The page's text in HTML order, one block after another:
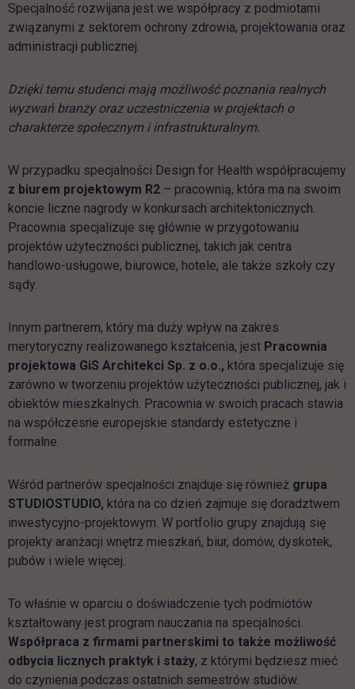
Specjalność rozwijana jest we współpracy z podmiotami
związanymi z sektorem ochrony zdrowia, projektowania oraz
administracji publicznej.
Dzięki temu studenci mają możliwość poznania realnych
wyzwań branży oraz uczestniczenia w projektach o
charakterze społecznym i infrastrukturalnym.
W przypadku specjalności Design for Health współpracujemy
z biurem projektowym R2 – pracownią, która ma na swoim
koncie liczne nagrody w konkursach architektonicznych.
Pracownia specjalizuje się głównie w przygotowaniu
projektów użyteczności publicznej, takich jak centra
handlowo-usługowe, biurowce, hotele, ale także szkoły czy
sądy.
Innym partnerem, który ma duży wpływ na zakres
merytoryczny realizowanego kształcenia, jest Pracownia
projektowa GiS Architekci Sp. z o.o., która specjalizuje się
zarówno w tworzeniu projektów użyteczności publicznej, jak i
obiektów mieszkalnych. Pracownia w swoich pracach stawia
na współczesne europejskie standardy estetyczne i
formalne.
Wśród partnerów specjalności znajduje się również grupa
STUDIOSTUDIO, która na co dzień zajmuje się doradztwem
inwestycyjno-projektowym. W portfolio grupy znajdują się
projekty aranżacji wnętrz mieszkań, biur, domów, dyskotek,
pubów i wiele więcej.
To właśnie w oparciu o doświadczenie tych podmiotów
kształtowany jest program nauczania na specjalności.
Współpraca z firmami partnerskimi to także możliwość
odbycia licznych praktyk i staży, z którymi będziesz mieć
do czynienia podczas ostatnich semestrów studiów.